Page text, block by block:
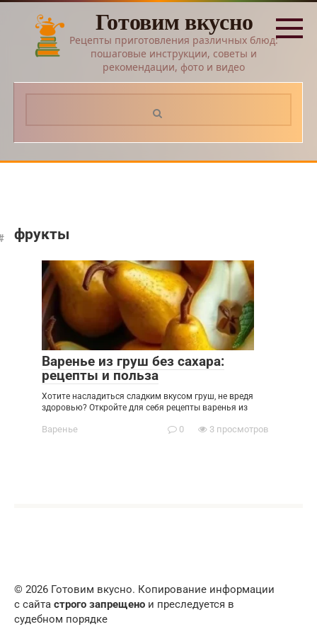
Перейти
контенту
Готовим вкусно
Рецепты приготовления различных блюд:
пошаговые инструкции, советы и
рекомендации, фото и видео
фрукты
Варенье из груш без сахара:
рецепты и польза
Хотите насладиться сладким вкусом груш, не вредя
здоровью? Откройте для себя рецепты варенья из
Варенье 0 3 просмотров
© 2026 Готовим вкусно. Копирование информации
с сайта строго запрещено и преследуется в
судебном порядке